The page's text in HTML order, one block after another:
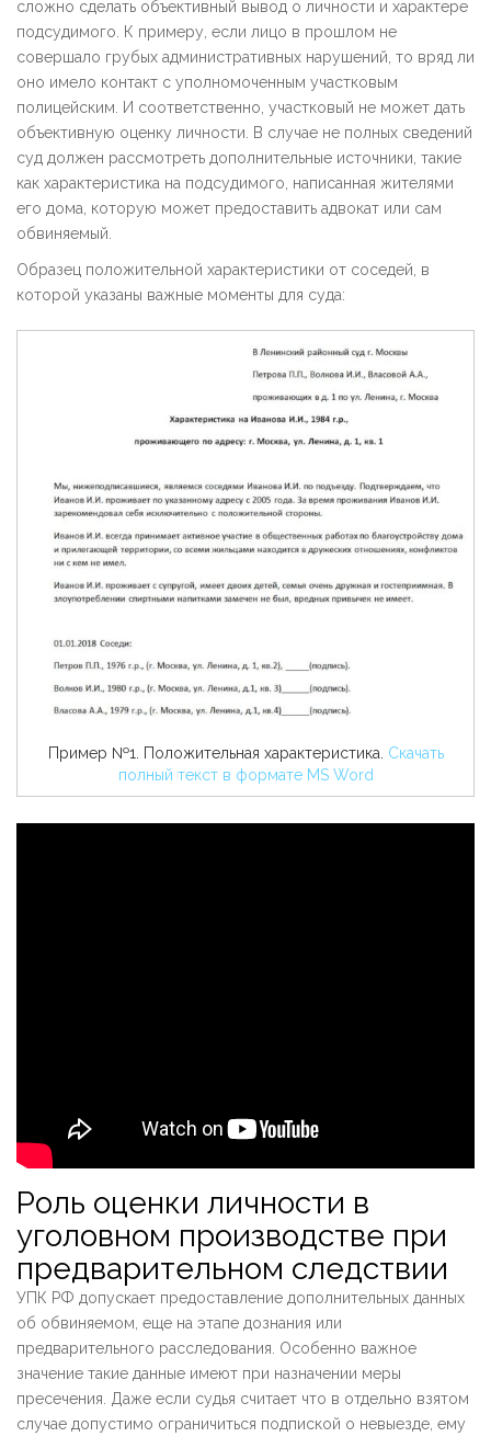
сложно сделать объективный вывод о личности и характере
подсудимого. К примеру, если лицо в прошлом не
совершало грубых административных нарушений, то вряд ли
оно имело контакт с уполномоченным участковым
полицейским. И соответственно, участковый не может дать
объективную оценку личности. В случае не полных сведений
суд должен рассмотреть дополнительные источники, такие
как характеристика на подсудимого, написанная жителями
его дома, которую может предоставить адвокат или сам
обвиняемый.
Образец положительной характеристики от соседей, в
которой указаны важные моменты для суда:
Пример №1. Положительная характеристика. Скачать
полный текст в формате MS Word
Роль оценки личности в
уголовном производстве при
предварительном следствии
УПК РФ допускает предоставление дополнительных данных
об обвиняемом, еще на этапе дознания или
предварительного расследования. Особенно важное
значение такие данные имеют при назначении меры
пресечения. Даже если судья считает что в отдельно взятом
случае допустимо ограничиться подпиской о невыезде, ему